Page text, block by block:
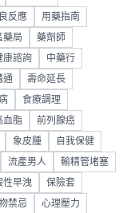
反應 用藥指南
藥局 藥劑師
康諮詢 中藥行
通 壽命延長
食療調理
血脂 前列腺癌
象皮腫 自我保健
流產男人 輸精管堵塞
性早洩 保險套
禁忌 心理壓力